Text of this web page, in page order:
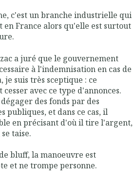
c'est un branche industrielle qui
France alors qu'elle est surtout
a juré que le gouvernement
à l'indemnisation en cas de
suis très sceptique : ce
avec ce type d'annonces.
des fonds par des
publiques, et dans ce cas, il
en précisant d'où il tire l'argent,
taise.
bluff, la manoeuvre est
et ne trompe personne.